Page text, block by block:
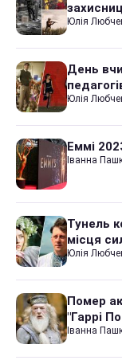
Юлія
День
Юлія
Еммі
Іванна
Тунель
місця
Юлія
Помер
"Гаррі
Іванна